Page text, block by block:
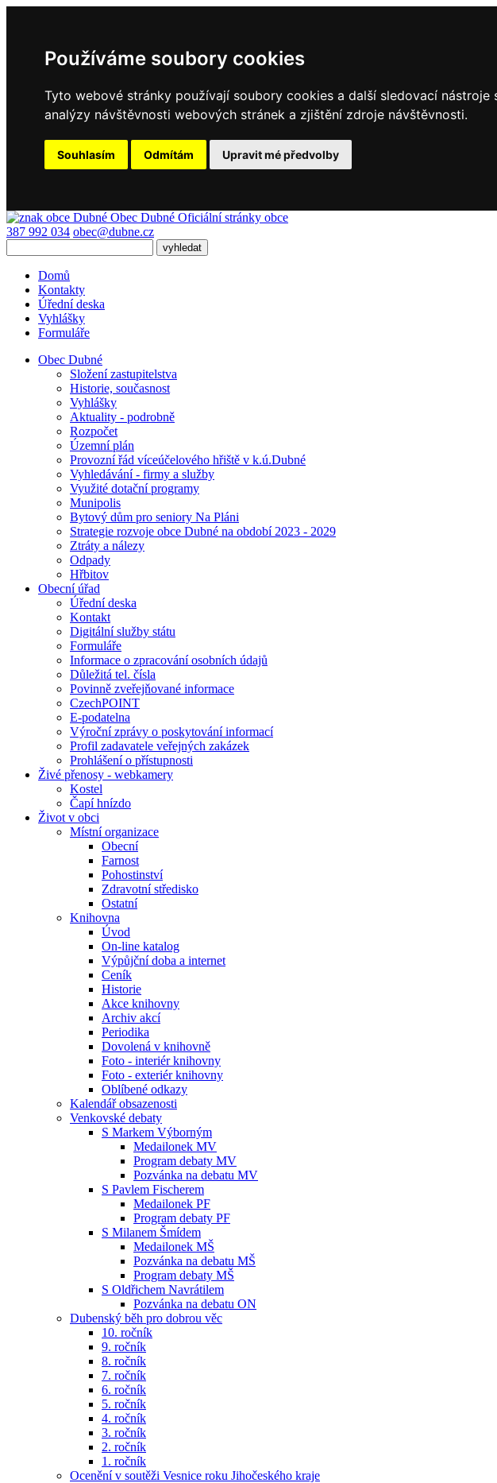
Používáme soubory cookies
Tyto webové stránky používají soubory cookies a další sledovací
analýzy návštěvnosti webových stránek a zjištění zdroje návštěvnosti.
Souhlasím Odmítám Upravit mé předvolby
Obec Dubné Oficiální stránky obce
387 992 034 obec@dubne.cz
Domů
Kontakty
Úřední deska
Vyhlášky
Formuláře
Obec Dubné
Složení zastupitelstva
Historie, současnost
Vyhlášky
Aktuality - podrobně
Rozpočet
Územní plán
Provozní řád víceúčelového hřiště v k.ú.Dubné
Vyhledávání - firmy a služby
Využité dotační programy
Munipolis
Bytový dům pro seniory Na Pláni
Strategie rozvoje obce Dubné na období 2023 - 2029
Ztráty a nálezy
Odpady
Hřbitov
Obecní úřad
Úřední deska
Kontakt
Digitální služby státu
Formuláře
Informace o zpracování osobních údajů
Důležitá tel. čísla
Povinně zveřejňované informace
CzechPOINT
E-podatelna
Výroční zprávy o poskytování informací
Profil zadavatele veřejných zakázek
Prohlášení o přístupnosti
Živé přenosy - webkamery
Kostel
Čapí hnízdo
Život v obci
Místní organizace
Obecní
Farnost
Pohostinství
Zdravotní středisko
Ostatní
Knihovna
Úvod
On-line katalog
Výpůjční doba a internet
Ceník
Historie
Akce knihovny
Archiv akcí
Periodika
Dovolená v knihovně
Foto - interiér knihovny
Foto - exteriér knihovny
Oblíbené odkazy
Kalendář obsazenosti
Venkovské debaty
S Markem Výborným
Medailonek MV
Program debaty MV
Pozvánka na debatu MV
S Pavlem Fischerem
Medailonek PF
Program debaty PF
S Milanem Šmídem
Medailonek MŠ
Pozvánka na debatu MŠ
Program debaty MŠ
S Oldřichem Navrátilem
Pozvánka na debatu ON
Dubenský běh pro dobrou věc
10. ročník
9. ročník
8. ročník
7. ročník
6. ročník
5. ročník
4. ročník
3. ročník
2. ročník
1. ročník
Ocenění v soutěži Vesnice roku Jihočeského kraje